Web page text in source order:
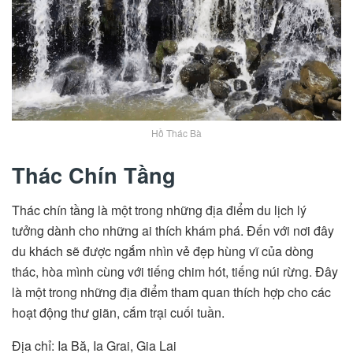
Hồ Thác Bà
Thác Chín Tầng
Thác chín tầng là một trong những địa điểm du lịch lý
tưởng dành cho những ai thích khám phá. Đến với nơi đây
du khách sẽ được ngắm nhìn vẻ đẹp hùng vĩ của dòng
thác, hòa mình cùng với tiếng chim hót, tiếng núi rừng. Đây
là một trong những địa điểm tham quan thích hợp cho các
hoạt động thư giãn, cắm trại cuối tuần.
Địa chỉ: Ia Bă, Ia Grai, Gia Lai